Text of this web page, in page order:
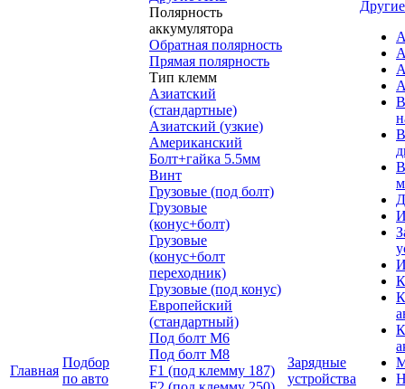
Главная
Подбор
по авто
Полярность
аккумулятора
Обратная полярность
Прямая полярность
Тип клемм
Азиатский
(стандартные)
Азиатский (узкие)
Американский
Болт+гайка 5.5мм
Винт
Грузовые (под болт)
Грузовые
(конус+болт)
Грузовые
(конус+болт
переходник)
Грузовые (под конус)
Европейский
(стандартный)
Под болт M6
Под болт М8
F1 (под клемму 187)
Зарядные
устройства